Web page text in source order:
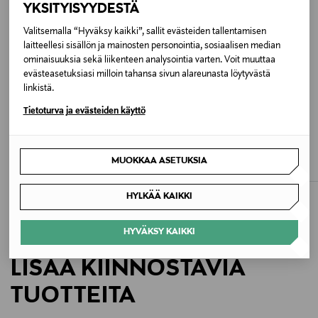
YKSITYISYYDESTÄ
Valitsemalla “Hyväksy kaikki”, sallit evästeiden tallentamisen
laitteellesi sisällön ja mainosten personointia, sosiaalisen median
ominaisuuksia sekä liikenteen analysointia varten. Voit muuttaa
evästeasetuksiasi milloin tahansa sivun alareunasta löytyvästä
linkistä.
Tietoturva ja evästeiden käyttö
MUOKKAA ASETUKSIA
HYLKÄÄ KAIKKI
HYVÄKSY KAIKKI
Kokotiedot
28,5 x 18 x 5 cm. Olkahihnan korkeus: 25 cm.
Olkahihnan pituus: 51 - 59 cm.
Väri
001 BLACK
Mauritius
Valmistajan tuotenumero
LISÄÄ KIINNOSTAVIA
TUOTTEITA